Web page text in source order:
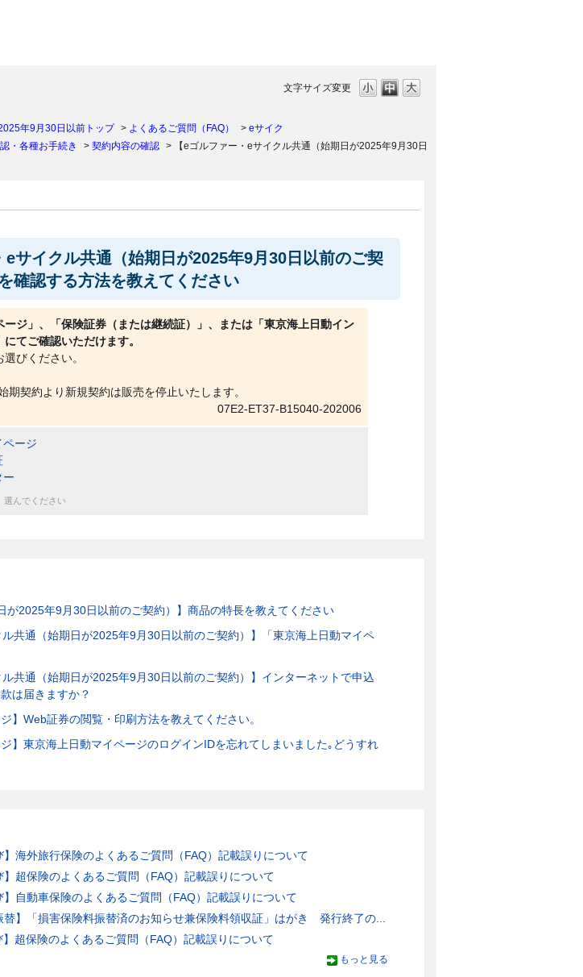
文字サイズ変更
年9月30日以前トップ > よくあるご質問（FAQ） > eサイク
・各種お手続き > 契約内容の確認 >
【eゴルファー・eサイクル共通（始期日が2025年9月30日
eサイクル共通（始期日が2025年9月30日以前のご契
確認する方法を教えてください
ージ」、「保険証券（または継続証）」、または「東京海上日動イン
てご確認いただけます。
びください。
期契約より新規契約は販売を停止いたします。
07E2-ET37-B15040-202006
ページ
ー
選んでください
が2025年9月30日以前のご契約）】商品の特長を教えてください
ル共通（始期日が2025年9月30日以前のご契約）】「東京海上日動マイペ
ル共通（始期日が2025年9月30日以前のご契約）】インターネットで申込
は届きますか？
】Web証券の閲覧・印刷方法を教えてください。
ジ】東京海上日動マイページのログインIDを忘れてしまいました｡どうすれ
】海外旅行保険のよくあるご質問（FAQ）記載誤りについて
】超保険のよくあるご質問（FAQ）記載誤りについて
】自動車保険のよくあるご質問（FAQ）記載誤りについて
替】「損害保険料振替済のお知らせ兼保険料領収証」はがき 発行終了の...
】超保険のよくあるご質問（FAQ）記載誤りについて
もっと見る